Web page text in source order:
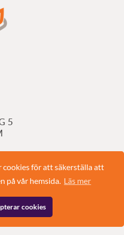
cookies för att säkerställa att
på vår hemsida. Läs mer
cookies
5